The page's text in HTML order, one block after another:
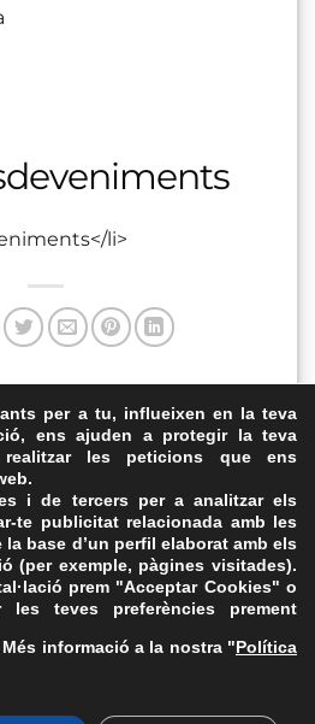
li>
a . Marqui com a favorit
Pg de la Pau, 22
FAQs
CATALANA
08025 Barcelona · 93 347 17 14
per a tu, influeixen en la teva
ens ajuden a protegir la teva
les peticions que ens
i de tercers per a analitzar els
te publicitat relacionada amb les
base d’un perfil elaborat amb els
(per exemple, pàgines visitades).
prem "Acceptar Cookies" o
les teves preferències prement
Més informació a la nostra "Política